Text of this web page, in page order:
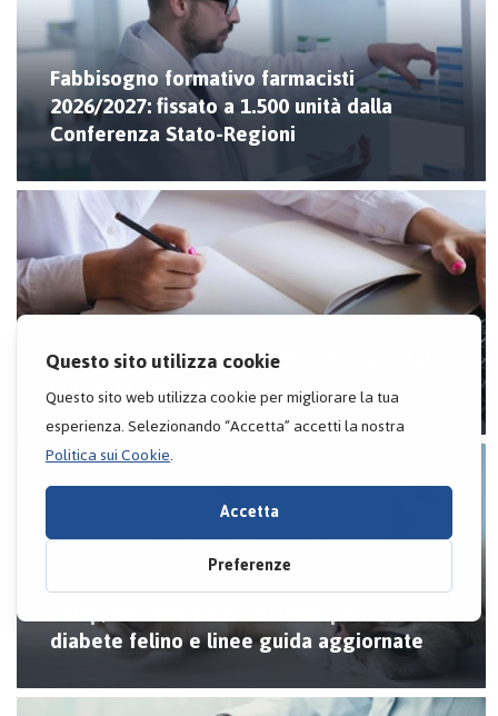
Fabbisogno formativo farmacisti
2026/2027: fissato a 1.500 unità dalla
Conferenza Stato-Regioni
Farmacie rurali, erogati 253.797 euro del
Pnrr a 11 esercizi
Cvmp, via libera a medicinale per il
diabete felino e linee guida aggiornate